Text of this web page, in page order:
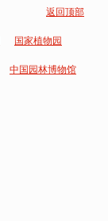
返回顶部
国家植物园
中国园林博物馆